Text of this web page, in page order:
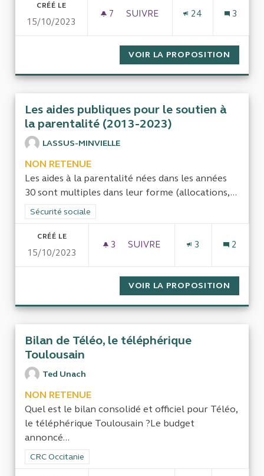
CRÉÉ LE
15/10/2023
7 7 ABONNÉS
SUIVRE
24 3
VOIR LA PROPOSITION
Les aides publiques pour le soutien à
la parentalité (2013-2023)
LASSUS-MINVIELLE
NON RETENUE
Les aides à la parentalité nées dans les années
30 sont multiples dans leur forme (allocations,...
Filtrer les résultats de la catégorie : Sécurité sociale
Sécurité sociale
CRÉÉ LE
15/10/2023
3 3 ABONNÉS
SUIVRE
3 2
VOIR LA PROPOSITION
Bilan de Téléo, le téléphérique
Toulousain
Ted Unach
NON RETENUE
Quel est le bilan consolidé et officiel pour Téléo,
le téléphérique Toulousain ?Le budget
annoncé...
Filtrer les résultats de la catégorie : CRC Occitanie
CRC Occitanie